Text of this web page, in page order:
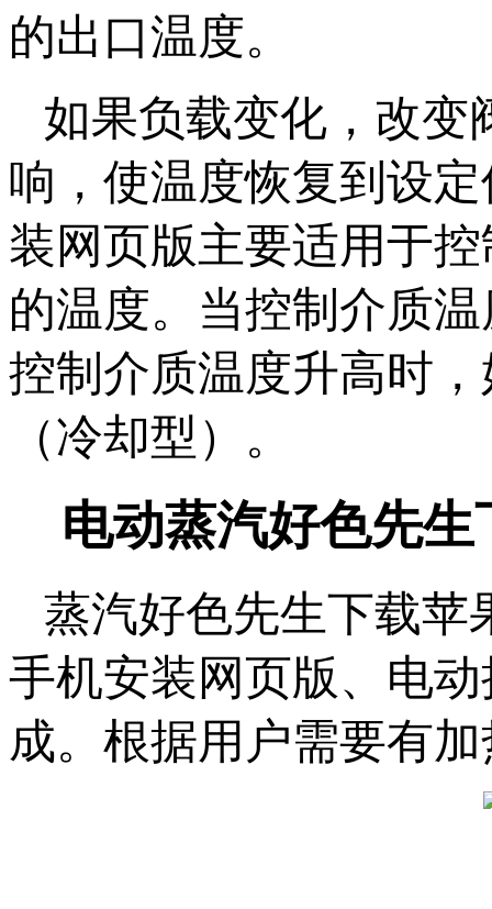
的出口温度。
如果负载变化，改
响，使温度恢复到设
装网页版主要适用于控
的温度。当控制介质
控制介质温度升高时
（冷却型）。
电动蒸汽好色先
蒸汽好色先生下载苹
手机安装网页版、电
成。根据用户需要有